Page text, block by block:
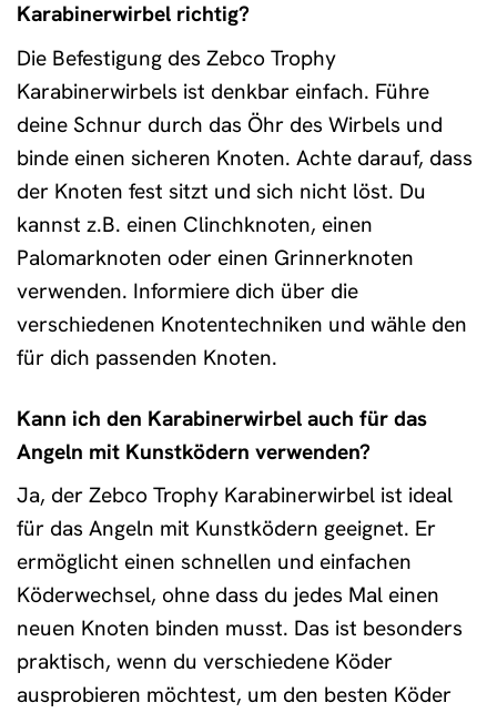
Karabinerwirbel richtig?
Die Befestigung des Zebco Trophy
Karabinerwirbels ist denkbar einfach. Führe
deine Schnur durch das Öhr des Wirbels und
binde einen sicheren Knoten. Achte darauf, dass
der Knoten fest sitzt und sich nicht löst. Du
kannst z.B. einen Clinchknoten, einen
Palomarknoten oder einen Grinnerknoten
verwenden. Informiere dich über die
verschiedenen Knotentechniken und wähle den
für dich passenden Knoten.
Kann ich den Karabinerwirbel auch für das
Angeln mit Kunstködern verwenden?
Ja, der Zebco Trophy Karabinerwirbel ist ideal
für das Angeln mit Kunstködern geeignet. Er
ermöglicht einen schnellen und einfachen
Köderwechsel, ohne dass du jedes Mal einen
neuen Knoten binden musst. Das ist besonders
praktisch, wenn du verschiedene Köder
ausprobieren möchtest, um den besten Köder